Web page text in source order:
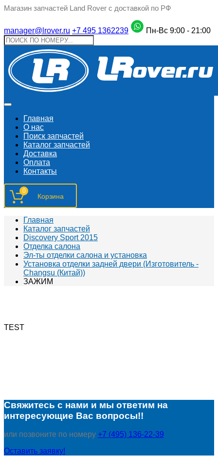
Магазин запчастей Land Rover с доставкой по РФ
manager@lrover.ru +7 495 1362239 Пн-Вс 9:00 - 21:00
Главная
О нас
Поиск запчастeй
Каталог запчастей
Доставка
Оплата
Контакты
0
Главная
Каталог запчастей
Discovery Sport 2015
Отделка салона
Эл-ты отделки салона и установка
Установка отделки задней двери (Изготовитель -
Changsu (Китай))
ЗАЖИМ
TEST
Свяжитесь с нами и мы ответим на
интересующие Вас вопросы!!
или позвоните по номеру +7 (495) 136-22-39
Оставить заявку!